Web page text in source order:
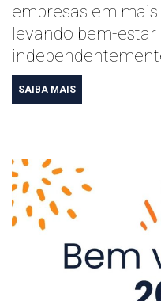
empresas em mais
levando bem-
SAIBA MAIS